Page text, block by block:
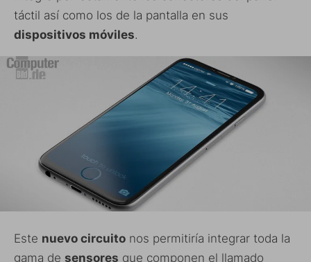
táctil así como los de la pantalla en sus
dispositivos móviles.
Este nuevo circuito nos permitiría integrar toda la
gama de sensores que componen el llamado